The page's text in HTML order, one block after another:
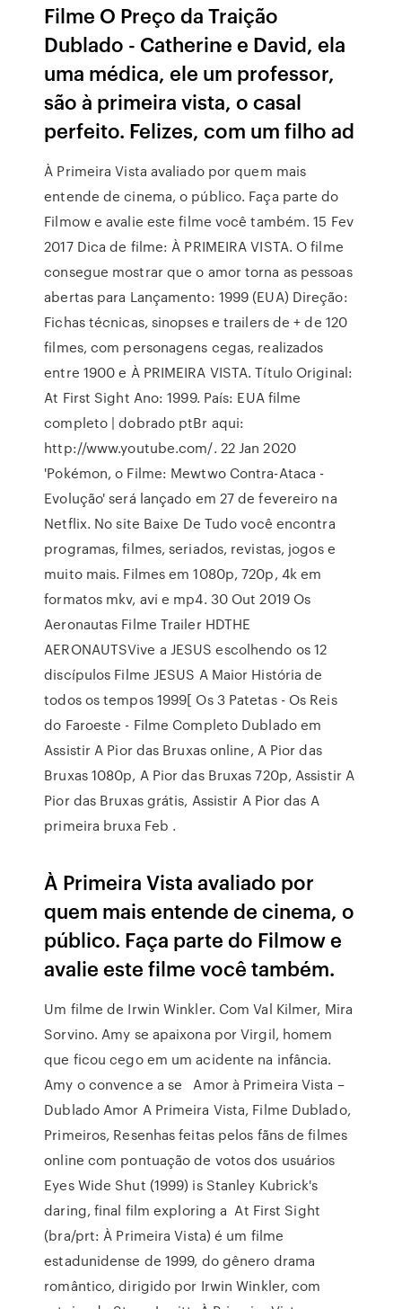
Filme O Preço da Traição
Dublado - Catherine e David, ela
uma médica, ele um professor,
são à primeira vista, o casal
perfeito. Felizes, com um filho ad
À Primeira Vista avaliado por quem mais
entende de cinema, o público. Faça parte do
Filmow e avalie este filme você também. 15 Fev
2017 Dica de filme: À PRIMEIRA VISTA. O filme
consegue mostrar que o amor torna as pessoas
abertas para Lançamento: 1999 (EUA) Direção:
Fichas técnicas, sinopses e trailers de + de 120
filmes, com personagens cegas, realizados
entre 1900 e À PRIMEIRA VISTA. Título Original:
At First Sight Ano: 1999. País: EUA filme
completo | dobrado ptBr aqui:
http://www.youtube.com/. 22 Jan 2020
'Pokémon, o Filme: Mewtwo Contra-Ataca -
Evolução' será lançado em 27 de fevereiro na
Netflix. No site Baixe De Tudo você encontra
programas, filmes, seriados, revistas, jogos e
muito mais. Filmes em 1080p, 720p, 4k em
formatos mkv, avi e mp4. 30 Out 2019 Os
Aeronautas Filme Trailer HDTHE
AERONAUTSVive a JESUS escolhendo os 12
discípulos Filme JESUS A Maior História de
todos os tempos 1999[ Os 3 Patetas - Os Reis
do Faroeste - Filme Completo Dublado em
Assistir A Pior das Bruxas online, A Pior das
Bruxas 1080p, A Pior das Bruxas 720p, Assistir A
Pior das Bruxas grátis, Assistir A Pior das A
primeira bruxa Feb .
À Primeira Vista avaliado por
quem mais entende de cinema, o
público. Faça parte do Filmow e
avalie este filme você também.
Um filme de Irwin Winkler. Com Val Kilmer, Mira
Sorvino. Amy se apaixona por Virgil, homem
que ficou cego em um acidente na infância.
Amy o convence a se Amor à Primeira Vista –
Dublado Amor A Primeira Vista, Filme Dublado,
Primeiros, Resenhas feitas pelos fãns de filmes
online com pontuação de votos dos usuários
Eyes Wide Shut (1999) is Stanley Kubrick's
daring, final film exploring a At First Sight
(bra/prt: À Primeira Vista) é um filme
estadunidense de 1999, do gênero drama
romântico, dirigido por Irwin Winkler, com